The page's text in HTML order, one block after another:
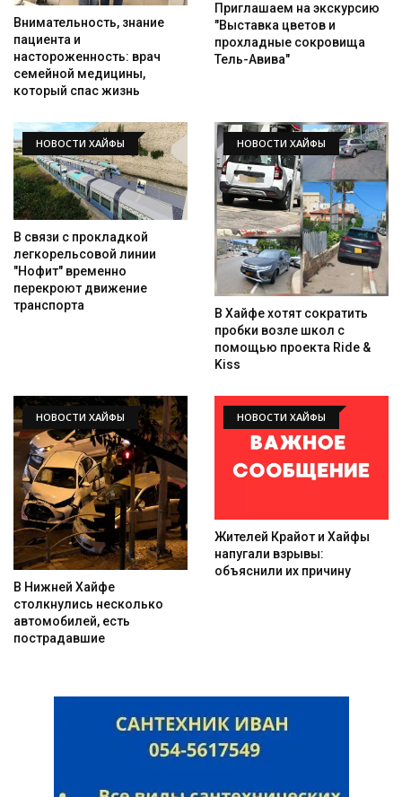
Искать
Внимательность, знание
пациента и
настороженность: врач
семейной медицины,
который спас жизнь
Приглашаем на экскурсию
"Выставка цветов и
прохладные сокровища
Тель-Авива"
НОВОСТИ ХАЙФЫ
В связи с прокладкой
легкорельсовой линии
"Нофит" временно
перекроют движение
транспорта
НОВОСТИ ХАЙФЫ
В Хайфе хотят сократить
пробки возле школ с
помощью проекта Ride &
Kiss
НОВОСТИ ХАЙФЫ
В Нижней Хайфе
столкнулись несколько
автомобилей, есть
пострадавшие
НОВОСТИ ХАЙФЫ
Жителей Крайот и Хайфы
напугали взрывы:
объяснили их причину